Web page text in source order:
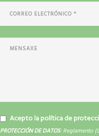
Acepto la política de
PROTECCIÓN DE DATOS: Reglamento